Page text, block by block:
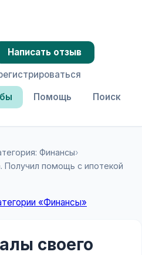
Помощь Поиск
Написать отзыв
Финансы›
Получил помощь с ипотекой
«Финансы»
своего